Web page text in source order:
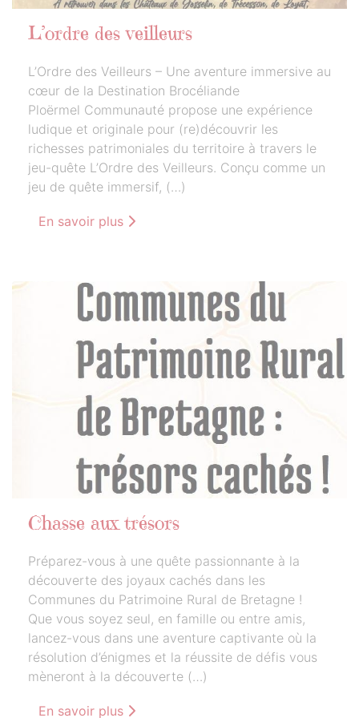
L’ordre des veilleurs
L’Ordre des Veilleurs – Une aventure immersive au
cœur de la Destination Brocéliande
Ploërmel Communauté propose une expérience
ludique et originale pour (re)découvrir les
richesses patrimoniales du territoire à travers le
jeu-quête L’Ordre des Veilleurs. Conçu comme un
jeu de quête immersif, (…)
En savoir plus
Chasse aux trésors
Préparez-vous à une quête passionnante à la
découverte des joyaux cachés dans les
Communes du Patrimoine Rural de Bretagne !
Que vous soyez seul, en famille ou entre amis,
lancez-vous dans une aventure captivante où la
résolution d’énigmes et la réussite de défis vous
mèneront à la découverte (…)
En savoir plus